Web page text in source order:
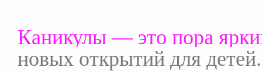
Каникулы — это пора
новых открытий для